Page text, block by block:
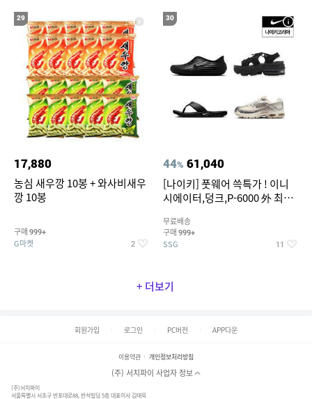
29
17,880
농심 새우깡 10봉 + 와사비새우
깡 10봉
구매 999+
G마켓 2
30
44% 61,040
[나이키] 풋웨어 쓱특가 ! 이니
시에이터,덩크,P-6000 外 최대
무료배송
구매 999+
SSG 11
+ 더보기
회원가입 로그인 PC버전 APP다운
이용약관 개인정보처리방침
(주) 서치파이 사업자 정보
(주)서치파이
서울특별시 서초구 반포대로88, 반석빌딩 5층 대표이사 김태묵